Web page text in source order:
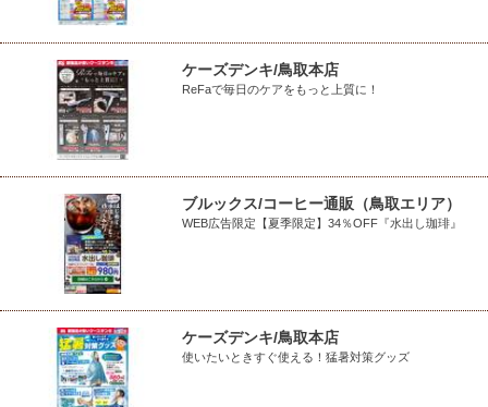
ケーズデンキ/鳥取本店
ReFaで毎日のケアをもっと上質に！
ブルックス/コーヒー通販（鳥取エリア）
WEB広告限定【夏季限定】34％OFF『水出し珈琲』
ケーズデンキ/鳥取本店
使いたいときすぐ使える！猛暑対策グッズ